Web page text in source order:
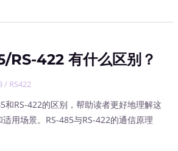
RS-422 有什么区别？
/ RS422
和RS-422的区别，帮助读者更好地理解这
用场景。RS-485与RS-422的通信原理